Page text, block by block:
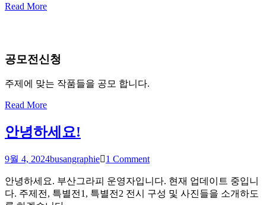
Read More
공모전신청
주제에 맞는 작품들을 공모 합니다.
Read More
안녕하세요!
9월 4, 2024busangraphie 1 Comment
안녕하세요. 부산그라피 운영자입니다. 현재 업데이트 중입니
다. 주제전, 특별전1, 특별전2 전시 구성 및 사진들을 소개하도